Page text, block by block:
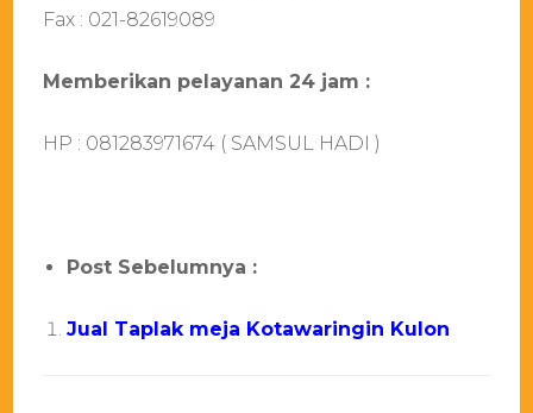
Fаx : 021-82619089
Mеmbеrіkаn реlауаnаn 24 јаm :
HP : 081283971674 ( SAMSUL HADI )
Post Sebelumnya :
Jual Taplak meja Kotawaringin Kulon